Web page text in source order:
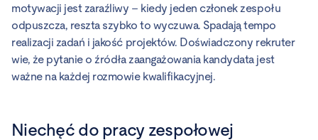
motywacji jest zaraźliwy – kiedy jeden członek zespołu
odpuszcza, reszta szybko to wyczuwa. Spadają tempo
realizacji zadań i jakość projektów. Doświadczony rekruter
wie, że pytanie o źródła zaangażowania kandydata jest
ważne na każdej rozmowie kwalifikacyjnej.
Niechęć do pracy zespołowej